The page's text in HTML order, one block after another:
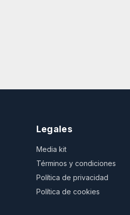
Legales
Media kit
Términos y condiciones
Política de privacidad
Política de cookies